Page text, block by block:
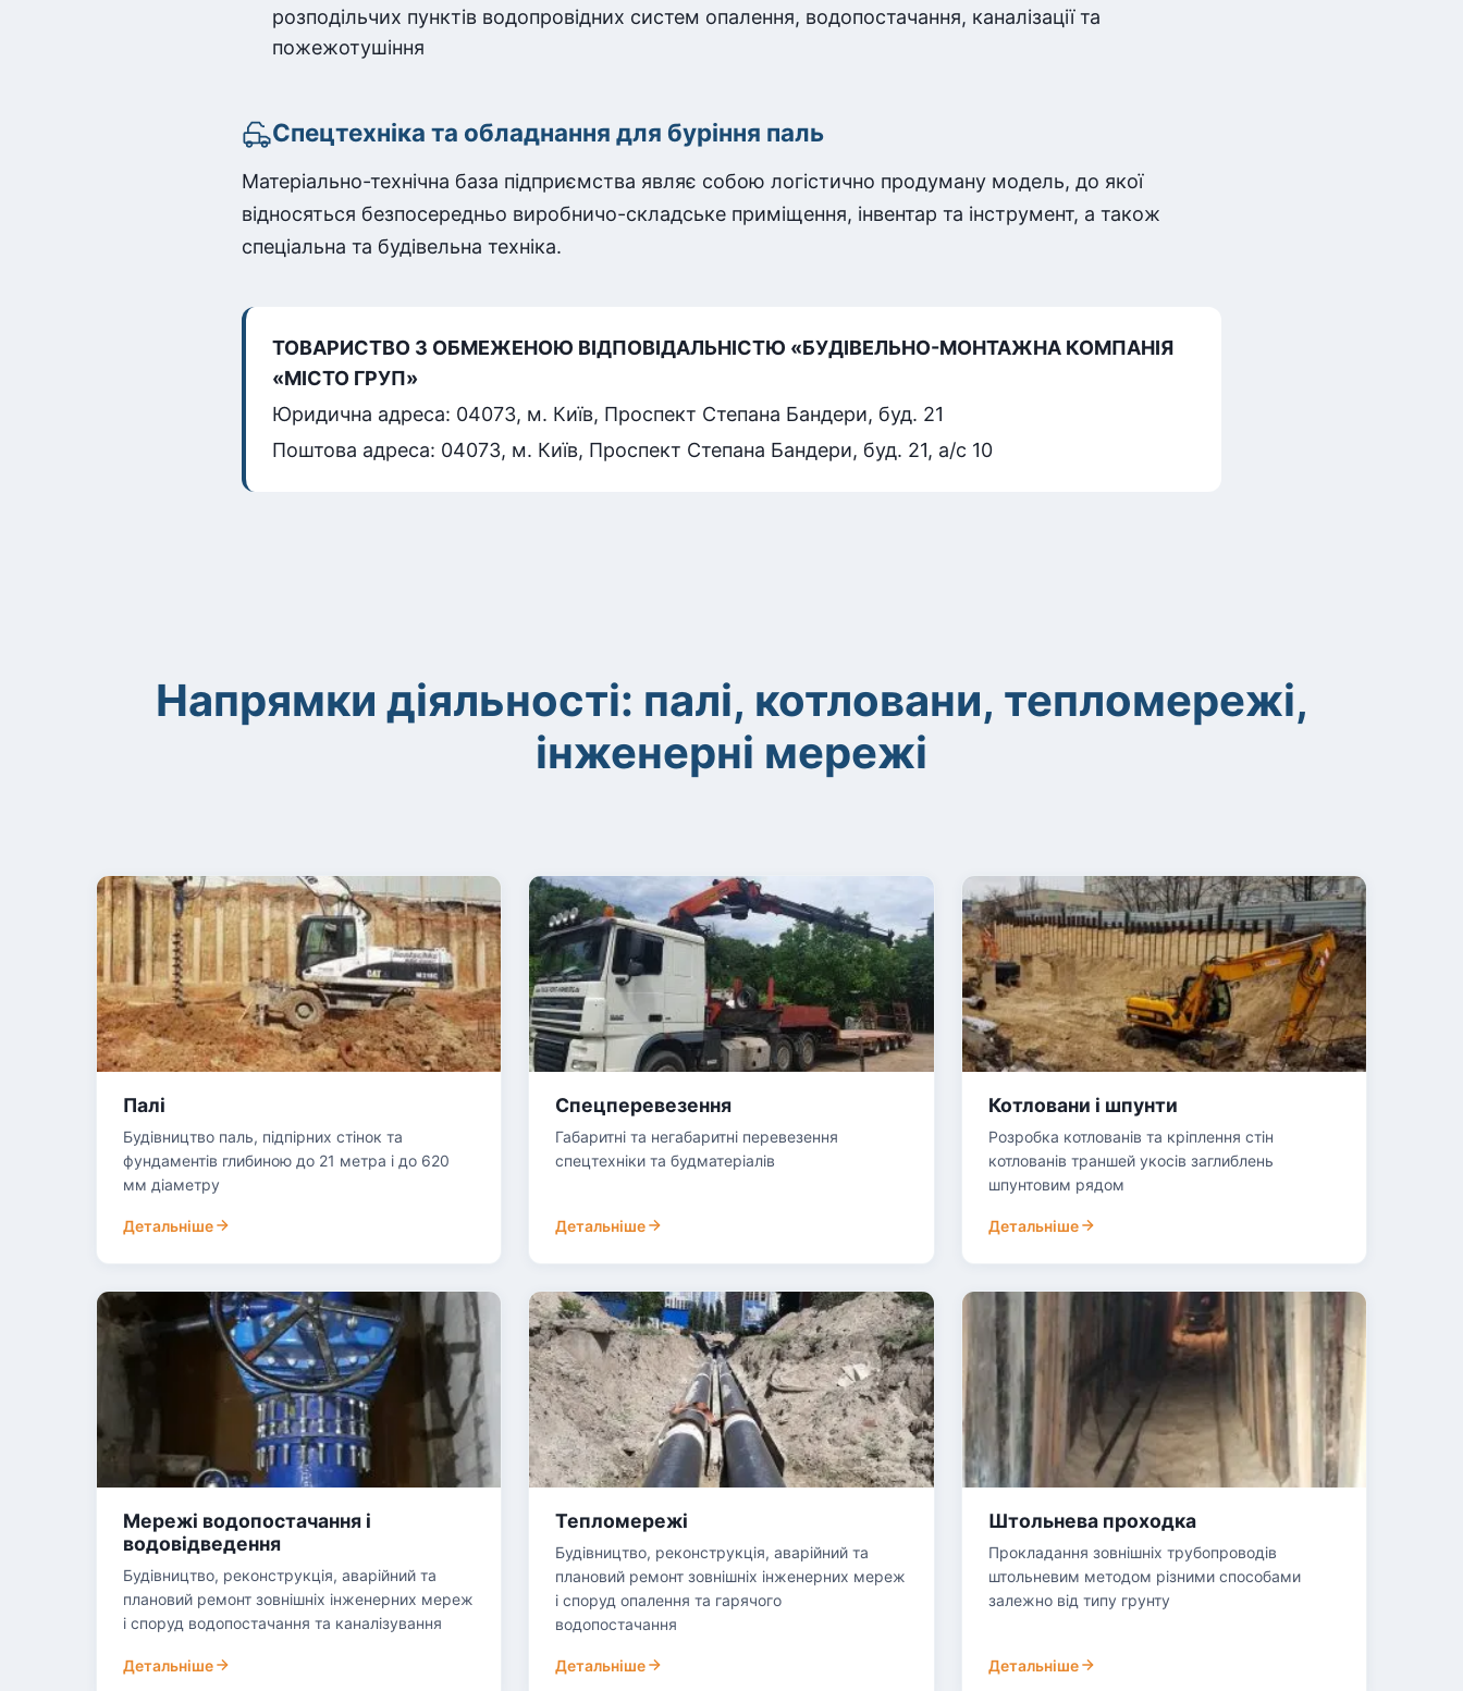
розподільчих пунктів водопровідних систем опалення, водопостачання, каналізації та
пожежотушіння
Спецтехніка та обладнання для буріння паль
Матеріально-технічна база підприємства являє собою логістично продуману модель, до якої
відносяться безпосередньо виробничо-складське приміщення, інвентар та інструмент, а також
спеціальна та будівельна техніка.
ТОВАРИСТВО З ОБМЕЖЕНОЮ ВІДПОВІДАЛЬНІСТЮ «БУДІВЕЛЬНО-МОНТАЖНА КОМПАНІЯ
«МІСТО ГРУП»
Юридична адреса: 04073, м. Київ, Проспект Степана Бандери, буд. 21
Поштова адреса: 04073, м. Київ, Проспект Степана Бандери, буд. 21, а/с 10
Напрямки діяльності: палі, котловани, тепломережі,
інженерні мережі
Палі
Будівництво паль, підпірних стінок та
фундаментів глибиною до 21 метра і до 620
мм діаметру
Детальніше
Спецперевезення
Габаритні та негабаритні перевезення
спецтехніки та будматеріалів
Детальніше
Котловани і шпунти
Розробка котлованів та кріплення стін
котлованів траншей укосів заглиблень
шпунтовим рядом
Детальніше
Мережі водопостачання і
водовідведення
Будівництво, реконструкція, аварійний та
плановий ремонт зовнішніх інженерних мереж
і споруд водопостачання та каналізування
Детальніше
Тепломережі
Будівництво, реконструкція, аварійний та
плановий ремонт зовнішніх інженерних мереж
і споруд опалення та гарячого
водопостачання
Детальніше
Штольнева проходка
Прокладання зовнішніх трубопроводів
штольневим методом різними способами
залежно від типу грунту
Детальніше